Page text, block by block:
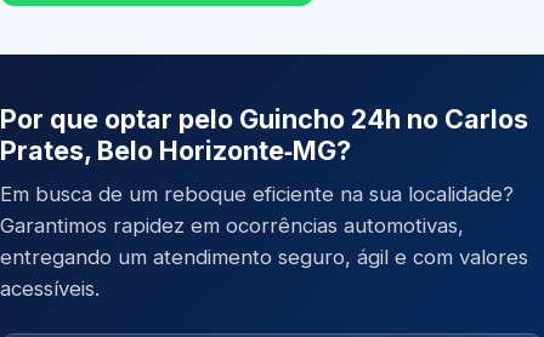
Por que optar pelo Guincho 24h no Carlos
Prates, Belo Horizonte‑MG?
Em busca de um reboque eficiente na sua localidade?
Garantimos rapidez em ocorrências automotivas,
entregando um atendimento seguro, ágil e com valores
acessíveis.